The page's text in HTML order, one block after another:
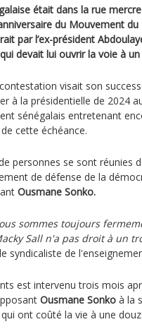
était dans la rue
du Mouvement
par l’ex-président
devait lui ouvrir la voie à
visait son
à la présidentielle de 2024
sénégalais entretenant
cette échéance.
personnes se sont réunies
de défense de la
Ousmane Sonko.
sommes toujours
Sall n'a pas droit à un
syndicaliste de
est intervenu trois mois
Ousmane Sonko à la
ont coûté la vie à une